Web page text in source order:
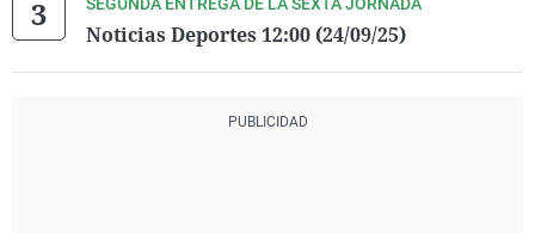
Noticias Deportes 12:00 (24/09/25)